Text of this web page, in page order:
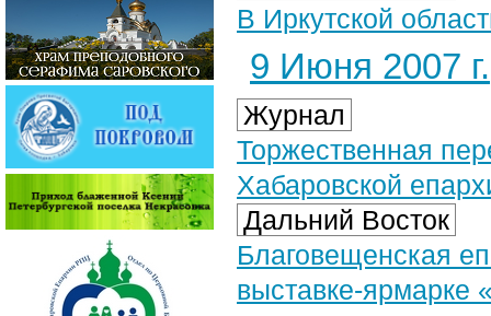
В Иркутской
9 Июня 2007 г.
Журнал
Торжественная
Хабаровской
Дальний Восток
Благовещенская
выставке-ярмарке